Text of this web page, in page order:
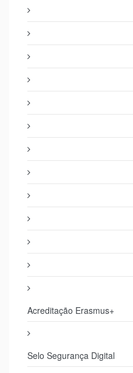
Acreditação Erasmus+
Selo Segurança Digital